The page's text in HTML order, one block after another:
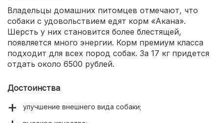
Владельцы домашних питомцев отмечают, что
собаки с удовольствием едят корм «Акана».
Шерсть у них становится более блестящей,
появляется много энергии. Корм премиум класса
подходит для всех пород собак. За 17 кг придется
отдать около 6500 рублей.
Достоинства
улучшение внешнего вида собаки;